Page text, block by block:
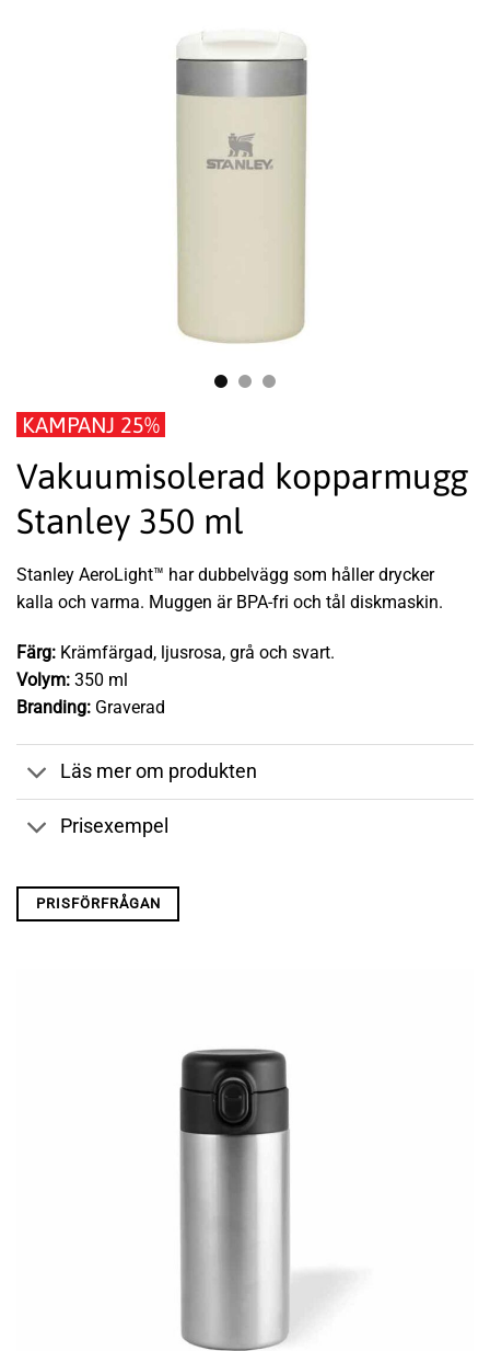
KAMPANJ 25%
Vakuumisolerad kopparmugg
Stanley 350 ml
Stanley AeroLight™ har dubbelvägg som håller drycker
kalla och varma. Muggen är BPA-fri och tål diskmaskin.
Färg: Krämfärgad, ljusrosa, grå och svart.
Volym: 350 ml
Branding: Graverad
Läs mer om produkten
Prisexempel
PRISFÖRFRÅGAN